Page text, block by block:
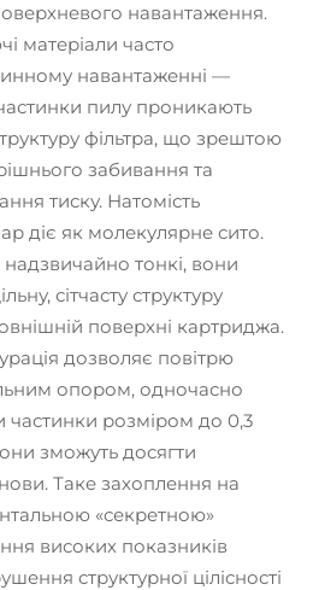
навантаження.
матеріали часто
навантаженні —
пилу проникають
фільтра, що зрештою
забивання та
тиску. Натомість
діє як молекулярне сито.
тонкі, вони
сітчасту структуру
поверхні картриджа.
дозволяє повітрю
опором, одночасно
частинки розміром до 0,3
зможуть досягти
Таке захоплення на
«секретною»
високих показників
структурної цілісності